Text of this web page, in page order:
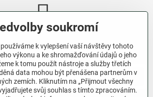
Newsletter
Odebírat naše novinky:
Odebírat
soukromí
k vylepšení vaší návštěvy tohoto
výkonu a ke shromažďování údajů o jeho
k tomu použít nástroje a služby třetích
data mohou být přenášena partnerům v
zemích. Kliknutím na „Přijmout všechny
svůj souhlas s tímto zpracováním.